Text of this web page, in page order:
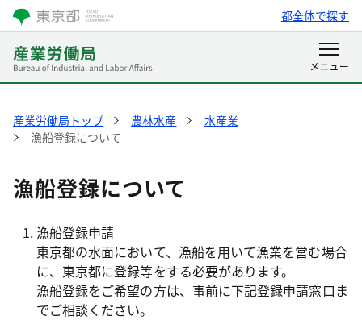
都全体で探す
産業労働局トップ 農林水産
水産業
漁船登録について
漁船登録について
漁船登録申請
東京都の水面において、漁船を用いて漁業を営む場合
に、東京都に登録等をする必要があります。
漁船登録をご希望の方は、事前に下記登録申請窓口ま
でご相談ください。